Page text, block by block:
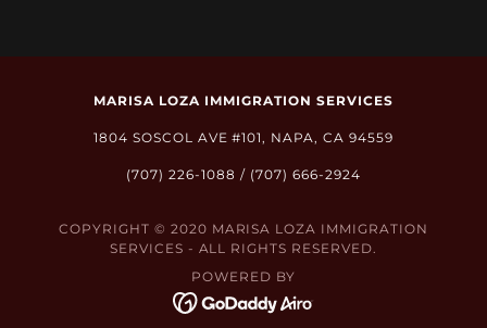
MARISA LOZA IMMIGRATION SERVICES
1804 SOSCOL AVE #101, NAPA, CA 94559
(707) 226-1088 / (707) 666-2924
COPYRIGHT © 2020 MARISA LOZA IMMIGRATION
SERVICES - ALL RIGHTS RESERVED.
POWERED BY